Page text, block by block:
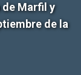
Marfil y
de la